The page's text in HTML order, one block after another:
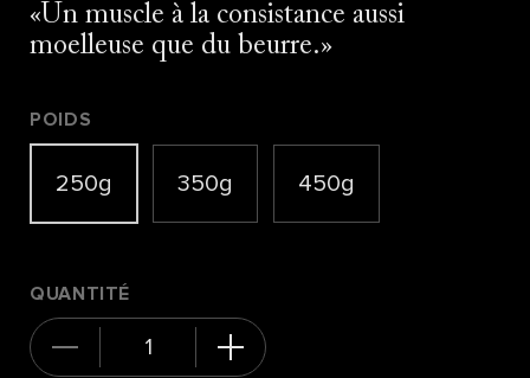
Un muscle à la consistance aussi
moelleuse que du beurre.
POIDS
250g 350g 450g
QUANTITÉ